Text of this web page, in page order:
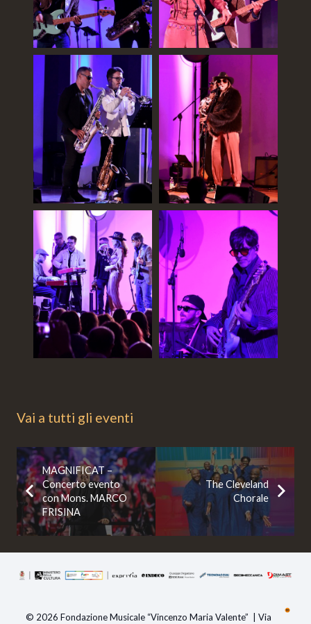
Vai a tutti gli eventi
MAGNIFICAT –
Concerto evento
con Mons. MARCO
FRISINA
The Cleveland
Chorale
© 2026 Fondazione Musicale “Vincenzo Maria Valente” | Via